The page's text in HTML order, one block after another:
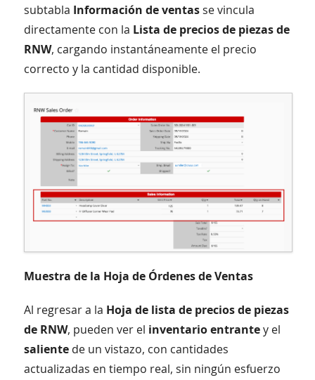
subtabla Información de ventasse vincula
directamente con la Lista de precios de piezas de
RNW, cargando instantáneamente el precio
correcto y la cantidad disponible.
Muestra de la Hoja de Órdenes de Ventas
Al regresar a la Hoja de lista de precios de piezas
de RNW, pueden ver el inventario entrantey el
salientede un vistazo, con cantidades
actualizadas en tiempo real, sin ningún esfuerzo